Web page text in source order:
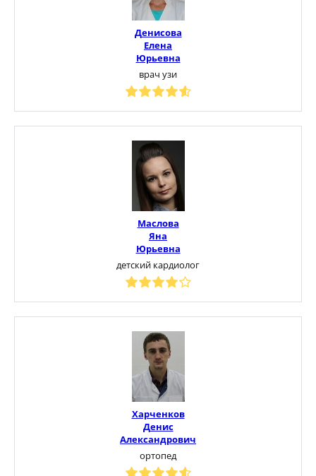
Денисова
Елена
Юрьевна
врач узи
Маслова
Яна
Юрьевна
детский кардиолог
Харченков
Денис
Александрович
ортопед